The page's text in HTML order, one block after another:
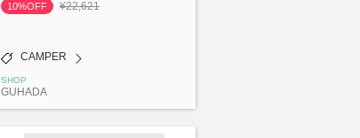
10%OFF
¥22,621
CAMPER
SHOP
GUHADA